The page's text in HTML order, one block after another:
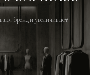
бренд и увеличивают